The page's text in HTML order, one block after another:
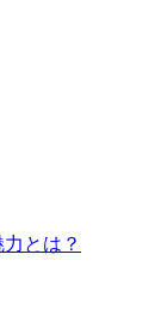
とは？